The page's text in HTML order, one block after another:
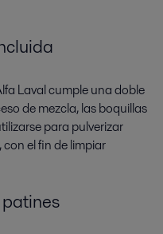
Laval cumple una doble
de mezcla, las boquillas
para pulverizar
el fin de limpiar